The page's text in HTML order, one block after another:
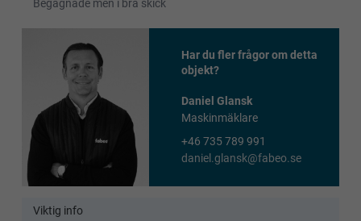
Begagnade men i bra skick
Har du fler frågor om detta
objekt?
Daniel Glansk
Maskinmäklare
+46 735 789 991
daniel.glansk@fabeo.se
Viktig info